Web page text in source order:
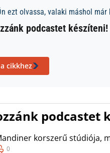
ezt olvassa, valaki máshol
podcastet készíteni!
cikkhez
podcastet
korszerű stúdiója,
0